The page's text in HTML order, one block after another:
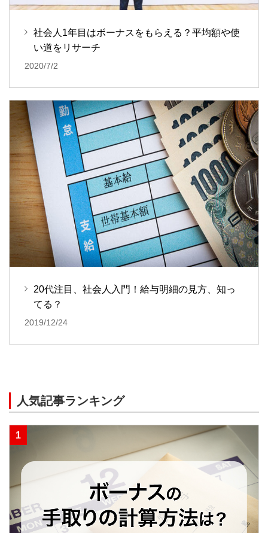
社会人1年目はボーナスをもらえる？平均額や使
い道をリサーチ
2020/7/2
20代注目、社会人入門！給与明細の見方、知っ
てる？
2019/12/24
人気記事ランキング